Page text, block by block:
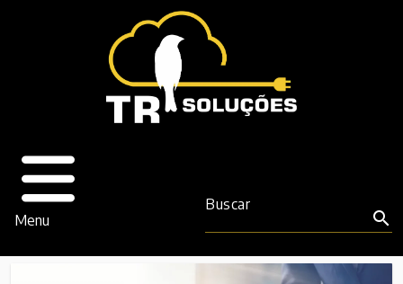
Menu
Buscar
search